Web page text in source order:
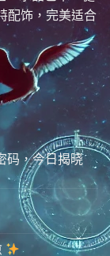
配饰，完美适合
码，今日揭晓